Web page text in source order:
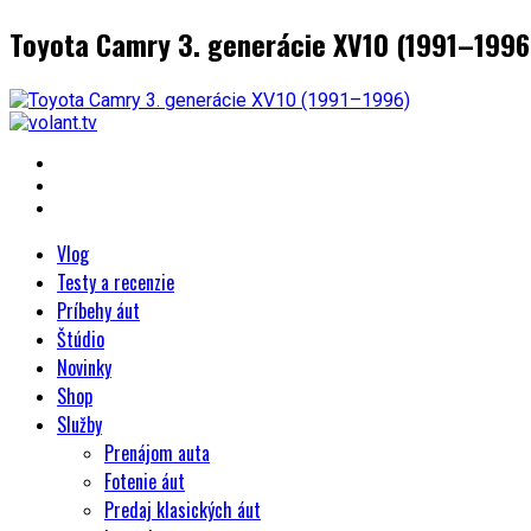
Toyota Camry 3. generácie XV10
Vlog
Testy a recenzie
Príbehy áut
Štúdio
Novinky
Shop
Služby
Prenájom auta
Fotenie áut
Predaj klasických áut